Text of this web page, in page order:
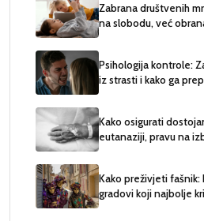
Zabrana društvenih
na slobodu, već
Psihologija kontrole:
iz strasti i kako ga
Kako osigurati
eutanaziji, pravu na
Kako preživjeti fašnik:
gradovi koji najbolje